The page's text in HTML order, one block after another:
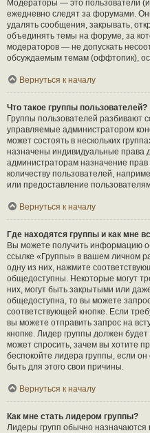
Модераторы — это пользователи
ежедневно следят за форумами.
удалять сообщения, закрывать,
объединять темы на форуме, за
модераторов — не допускать
обсуждаемым темам (оффтопик),
Вернуться к началу
Что такое группы пользователей?
Группы пользователей разбивают
управляемые администратором
может состоять в нескольких
назначены индивидуальные права
администраторам назначение
количеству пользователей,
или предоставление
Вернуться к началу
Где находятся группы и как мне
Вы можете получить информацию
ссылке «Группы» в вашем личном
одну из них, нажмите
общедоступны. Некоторые могут
них, могут быть закрытыми или
общедоступна, то вы можете
соответствующей кнопке. Если
вы можете отправить запрос на
кнопке. Лидер группы должен
может спросить, зачем вы хотите
беспокойте лидера группы, если
быть для этого свои причины.
Вернуться к началу
Как мне стать лидером группы?
Лидеры групп обычно